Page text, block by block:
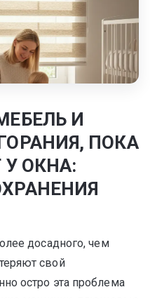
И
ПОКА
У ОКНА:
досадного, чем
свой
остро эта проблема